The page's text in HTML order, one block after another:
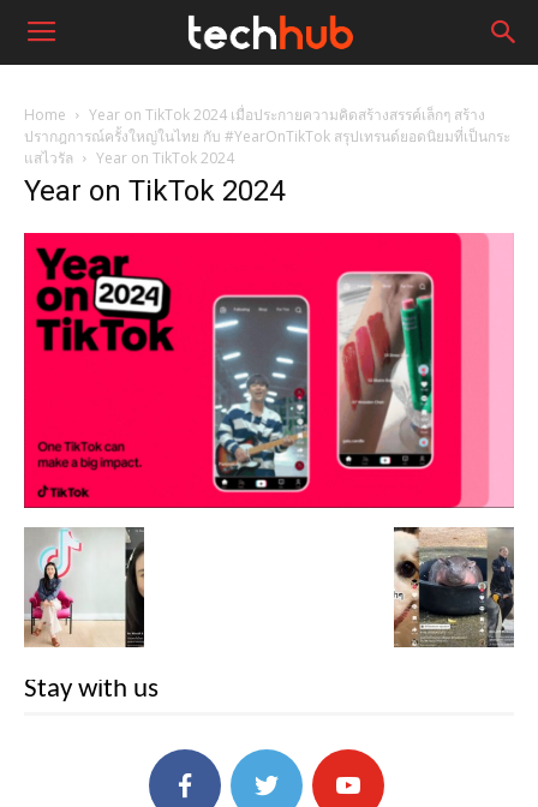
Home
Year on TikTok 2024 เมื่อประกายความคิดสร้างสรรค์เล็กๆ สร้าง
ปรากฎการณ์ครั้งใหญ่ในไทย กับ #YearOnTikTok สรุปเทรนด์ยอดนิยมที่เป็นกระ
แสไวรัล
Year on TikTok 2024
Year on TikTok 2024
Stay with us